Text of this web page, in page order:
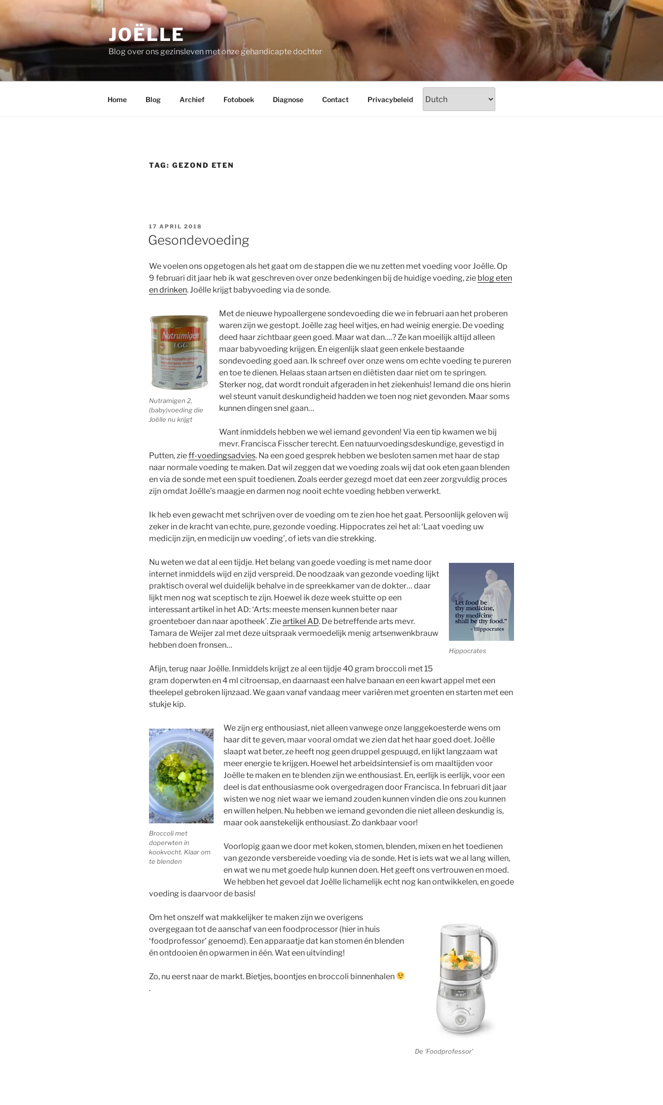
inhoud
JOËLLE
Blog over ons gezinsleven met onze gehandicapte dochter
Home Blog Archief Fotoboek Diagnose Contact Privacybeleid
TAG: GEZOND ETEN
GEPLAATST
OP
17 APRIL 2018
Gesondevoeding
We voelen ons opgetogen als het gaat om de stappen die we nu zetten met voeding voor Joëlle. Op
9 februari dit jaar heb ik wat geschreven over onze bedenkingen bij de huidige voeding, zie blog eten
en drinken. Joëlle krijgt babyvoeding via de sonde.
Nutramigen 2,
(baby)voeding die
Joëlle nu krijgt
Met de nieuwe hypoallergene sondevoeding die we in februari aan het proberen
waren zijn we gestopt. Joëlle zag heel witjes, en had weinig energie. De voeding
deed haar zichtbaar geen goed. Maar wat dan….? Ze kan moeilijk altijd alleen
maar babyvoeding krijgen. En eigenlijk slaat geen enkele bestaande
sondevoeding goed aan. Ik schreef over onze wens om echte voeding te pureren
en toe te dienen. Helaas staan artsen en diëtisten daar niet om te springen.
Sterker nog, dat wordt ronduit afgeraden in het ziekenhuis! Iemand die ons hierin
wel steunt vanuit deskundigheid hadden we toen nog niet gevonden. Maar soms
kunnen dingen snel gaan…
Want inmiddels hebben we wel iemand gevonden! Via een tip kwamen we bij
mevr. Francisca Fisscher terecht. Een natuurvoedingsdeskundige, gevestigd in
Putten, zieff-voedingsadvies. Na een goed gesprek hebben we besloten samen met haar de stap
naar normale voeding te maken. Dat wil zeggen dat we voeding zoals wij dat ook eten gaan blenden
en via de sonde met een spuit toedienen. Zoals eerder gezegd moet dat een zeer zorgvuldig proces
zijn omdat Joëlle’s maagje en darmen nog nooit echte voeding hebben verwerkt.
Ik heb even gewacht met schrijven over de voeding om te zien hoe het gaat. Persoonlijk geloven wij
zeker in de kracht van echte, pure, gezonde voeding. Hippocrates zei het al: ‘Laat voeding uw
medicijn zijn, en medicijn uw voeding’, of iets van die strekking.
Hippocrates
Nu weten we dat al een tijdje. Het belang van goede voeding is met name door
internet inmiddels wijd en zijd verspreid. De noodzaak van gezonde voeding lijkt
praktisch overal wel duidelijk behalve in de spreekkamer van de dokter… daar
lijkt men nog wat sceptisch te zijn. Hoewel ik deze week stuitte op een
interessant artikel in het AD: ‘Arts: meeste mensen kunnen beter naar
groenteboer dan naar apotheek’. Zieartikel AD. De betreffende arts mevr.
Tamara de Weijer zal met deze uitspraak vermoedelijk menig artsenwenkbrauw
hebben doen fronsen…
Afijn, terug naar Joëlle. Inmiddels krijgt ze al een tijdje 40 gram broccoli met 15
gram doperwten en 4 ml citroensap, en daarnaast een halve banaan en een kwart appel met een
theelepel gebroken lijnzaad. We gaan vanaf vandaag meer variëren met groenten en starten met een
stukje kip.
Broccoli met
doperwten in
kookvocht. Klaar om
te blenden
We zijn erg enthousiast, niet alleen vanwege onze langgekoesterde wens om
haar dit te geven, maar vooral omdat we zien dat het haar goed doet. Joëlle
slaapt wat beter, ze heeft nog geen druppel gespuugd, en lijkt langzaam wat
meer energie te krijgen. Hoewel het arbeidsintensief is om maaltijden voor
Joëlle te maken en te blenden zijn we enthousiast. En, eerlijk is eerlijk, voor een
deel is dat enthousiasme ook overgedragen door Francisca. In februari dit jaar
wisten we nog niet waar we iemand zouden kunnen vinden die ons zou kunnen
en willen helpen. Nu hebben we iemand gevonden die niet alleen deskundig is,
maar ook aanstekelijk enthousiast. Zo dankbaar voor!
Voorlopig gaan we door met koken, stomen, blenden, mixen en het toedienen
van gezonde versbereide voeding via de sonde. Het is iets wat we al lang willen,
en wat we nu met goede hulp kunnen doen. Het geeft ons vertrouwen en moed.
We hebben het gevoel dat Joëlle lichamelijk echt nog kan ontwikkelen, en goede
voeding is daarvoor de basis!
De ‘Foodprofessor’
Om het onszelf wat makkelijker te maken zijn we overigens
overgegaan tot de aanschaf van een foodprocessor (hier in huis
‘foodprofessor’ genoemd). Een apparaatje dat kan stomen én blenden
én ontdooien én opwarmen in één. Wat een uitvinding!
Zo, nu eerst naar de markt. Bietjes, boontjes en broccoli binnenhalen
.